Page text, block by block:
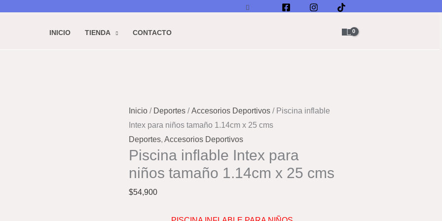
Buscar
INICIO TIENDA CONTACTO
Inicio/ Deportes/Accesorios Deportivos/ Piscina inflable
Intex para niños tamaño 1.14cm x 25 cms
Deportes, Accesorios Deportivos
Piscina inflable Intex para
niños tamaño 1.14cm x 25 cms
$54,900
niños
tamaño
1.14cm
x